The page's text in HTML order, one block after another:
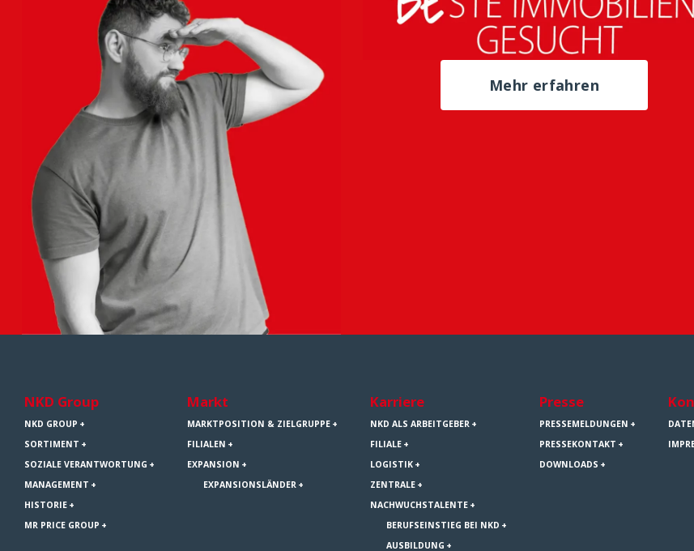
Mehr erfahren
NKD Group
NKD GROUP
SORTIMENT
SOZIALE VERANTWORTUNG
MANAGEMENT
HISTORIE
MR PRICE GROUP
Markt
MARKTPOSITION & ZIELGRUPPE
FILIALEN
EXPANSION
EXPANSIONSLÄNDER
Karriere
NKD ALS ARBEITGEBER
FILIALE
LOGISTIK
ZENTRALE
NACHWUCHSTALENTE
BERUFSEINSTIEG BEI NKD
AUSBILDUNG
Presse
PRESSEMELDUNGEN
PRESSEKONTAKT
DOWNLOADS